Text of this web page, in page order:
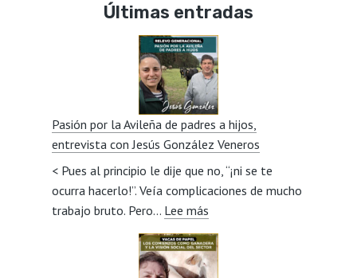
Últimas entradas
Pasión por la Avileña de padres a hijos,
entrevista con Jesús González Veneros
< Pues al principio le dije que no, “¡ni se te
ocurra hacerlo!”. Veía complicaciones de mucho
trabajo bruto. Pero… Lee más:
por
la